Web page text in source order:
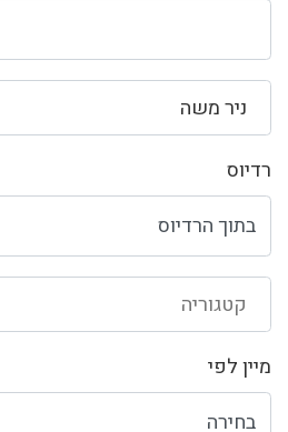
ניר משה
רדיוס
קטגוריה
מיין לפי